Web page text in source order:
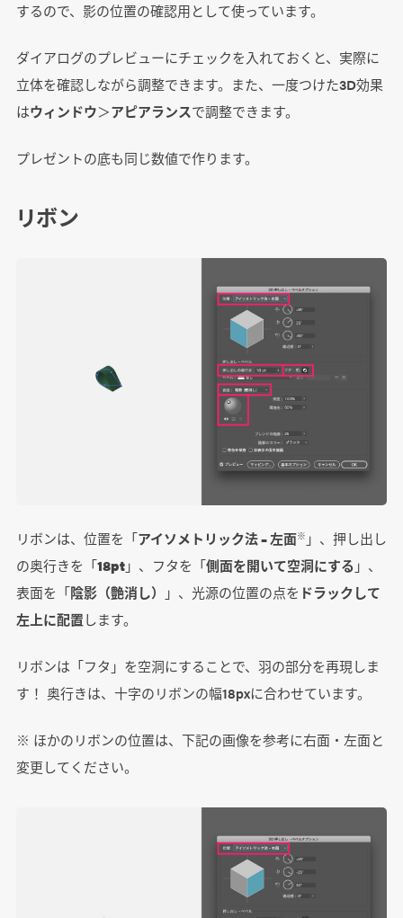
するので、影の位置の確認用として使っています。
ダイアログのプレビューにチェックを入れておくと、実際に
立体を確認しながら調整できます。また、一度つけた3D効果
はウィンドウ＞アピアランスで調整できます。
プレゼントの底も同じ数値で作ります。
リボン
リボンは、位置を「アイソメトリック法 – 左面※ 」、押し出し
の奥行きを「18pt」、フタを「側面を開いて空洞にする 」、
表面を「陰影（艶消し） 」、光源の位置の点を ドラックして
左上に配置します。
リボンは「フタ」を空洞にすることで、羽の部分を再現しま
す！ 奥行きは、十字のリボンの幅18pxに合わせています。
※ ほかのリボンの位置は、下記の画像を参考に右面・左面と
変更してください。